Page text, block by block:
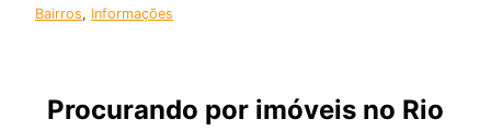
Bairros, Informações
Procurando por imóveis no Rio